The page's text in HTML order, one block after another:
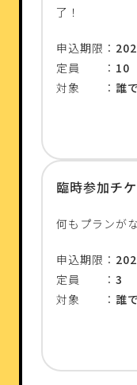
了！
申込期限：
定員 ： 10
対象 ： 誰
臨時参加チ
何もプランが
申込期限：
定員 ： 3
対象 ： 誰